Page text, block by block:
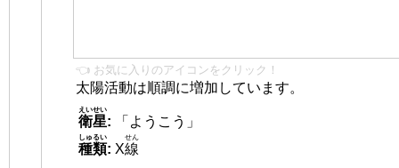
👈 お気に入りのアイコンをクリック！
太陽活動は順調に増加しています。
衛星
えいせい
:
「ようこう」
種類
しゅるい
: X線
せん